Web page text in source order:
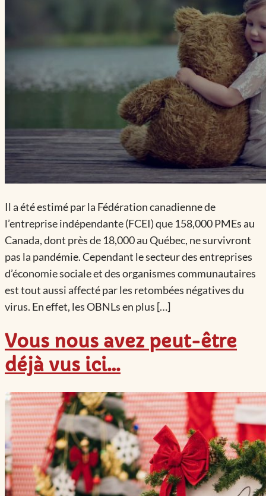
Il a été estimé par la Fédération canadienne de
l’entreprise indépendante (FCEI) que 158,000 PMEs au
Canada, dont près de 18,000 au Québec, ne survivront
pas la pandémie. Cependant le secteur des entreprises
d’économie sociale et des organismes communautaires
est tout aussi affecté par les retombées négatives du
virus. En effet, les OBNLs en plus […]
Vous nous avez peut-être
déjà vus ici…